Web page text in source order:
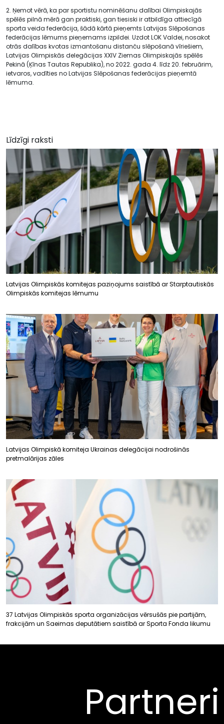
2. Ņemot vērā, ka par sportistu nominēšanu dalībai Olimpiskajās
spēlēs pilnā mērā gan praktiski, gan tiesiski ir atbildīga attiecīgā
sporta veida federācija, šādā kārtā pieņemts Latvijas Slēpošanas
federācijas lēmums pieņemams izpildei. Uzdot LOK Valdei, nosakot
otrās dalības kvotas izmantošanu distanču slēpošanā vīriešiem,
Latvijas Olimpiskās delegācijas XXIV Ziemas Olimpiskajās spēlēs
Pekinā (Ķīnas Tautas Republika), no 2022. gada 4. līdz 20. februārim,
ietvaros, vadīties no Latvijas Slēpošanas federācijas pieņemtā
lēmuma.
Līdzīgi raksti
Latvijas Olimpiskās komitejas paziņojums saistībā ar Starptautiskās
Olimpiskās komitejas lēmumu
Latvijas Olimpiskā komiteja Ukrainas delegācijai nodrošinās
pretmalārijas zāles
37 Latvijas Olimpiskās sporta organizācijas vērsušās pie partijām,
frakcijām un Saeimas deputātiem saistībā ar Sporta Fonda likumu
Partneri